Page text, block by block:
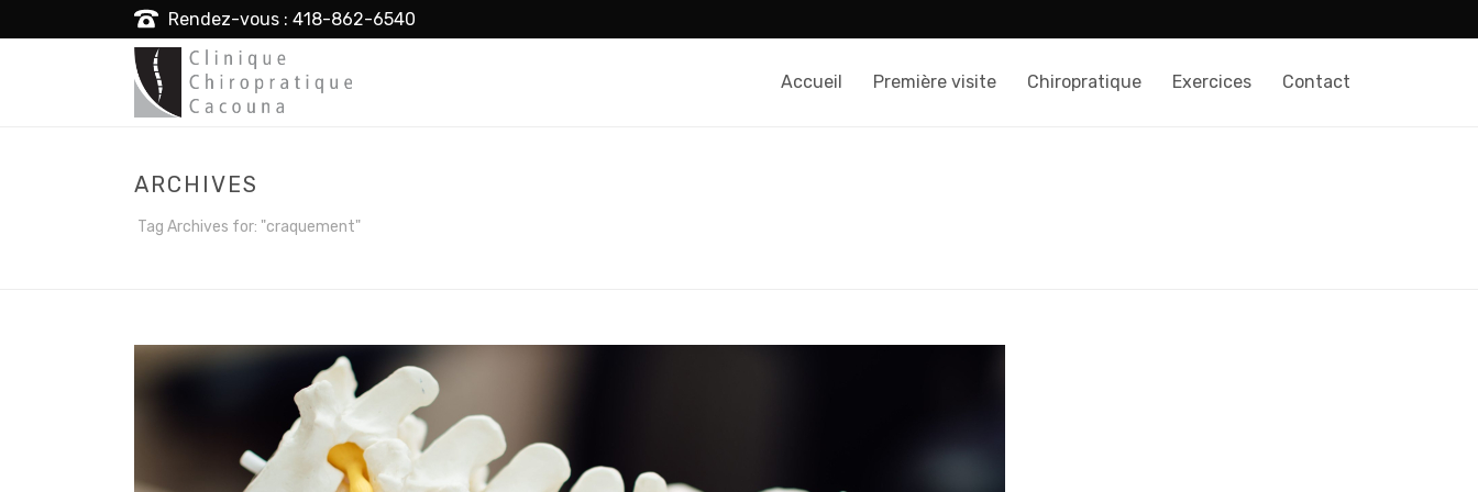
Rendez-vous : 418-862-6540
Accueil Première visite Chiropratique Exercices Contact
ARCHIVES
Tag Archives for: "craquement"